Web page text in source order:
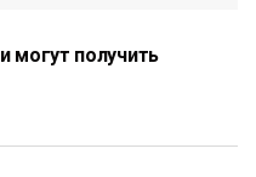
могут получить